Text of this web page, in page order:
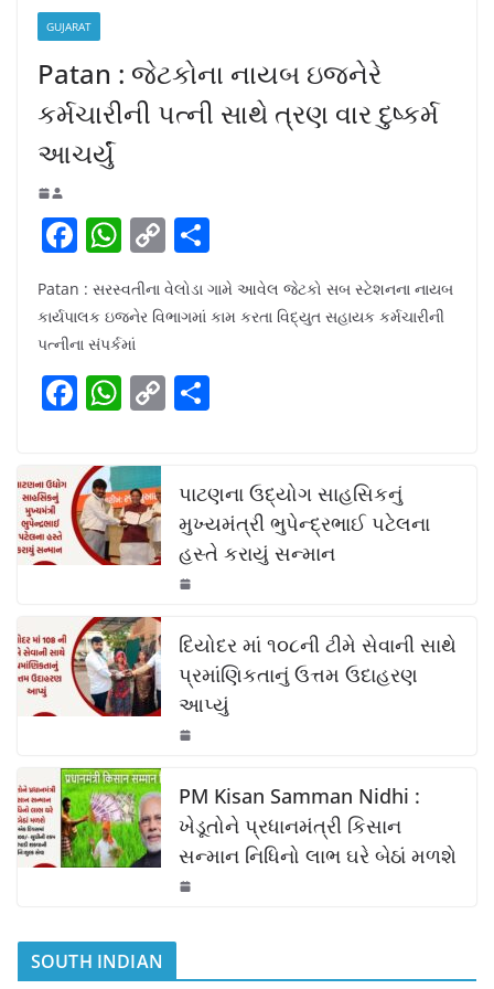
GUJARAT
Patan : જેટકોના નાયબ ઇજનેરે
કર્મચારીની પત્ની સાથે ત્રણ વાર દુષ્કર્મ
આચર્યું
F
c
e
b
o
k
W
h
at
s
A
p
C
o
p
Li
n
h
ar
Patan : સરસ્વતીના વેલોડા ગામે આવેલ જેટકો સબ સ્ટેશનના નાયબ
કાર્યપાલક ઇજનેર વિભાગમાં કામ કરતા વિદ્યુત સહાયક કર્મચારીની
પત્નીના સંપર્કમાં
F
c
e
b
o
o
k
W
at
s
A
p
p
C
y
Li
n
k
e
પાટણના ઉદ્યોગ સાહસિકનું
મુખ્યમંત્રી ભુપેન્દ્રભાઈ પટેલના
હસ્તે કરાયું સન્માન
દિયોદર માં ૧૦૮ની ટીમે સેવાની સાથે
પ્રમાંણિકતાનું ઉત્તમ ઉદાહરણ
આપ્યું
PM Kisan Samman Nidhi :
ખેડૂતોને પ્રધાનમંત્રી કિસાન
સન્માન નિધિનો લાભ ઘરે બેઠાં મળશે
SOUTH INDIAN